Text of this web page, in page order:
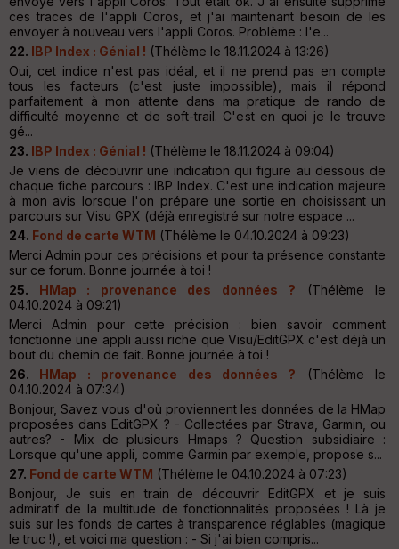
ces traces de l'appli Coros, et j'ai maintenant besoin de les
envoyer à nouveau vers l'appli Coros. Problème : l'e...
22. IBP Index : Génial ! (Thélème le 18.11.2024 à 13:26)
Oui, cet indice n'est pas idéal, et il ne prend pas en compte
tous les facteurs (c'est juste impossible), mais il répond
parfaitement à mon attente dans ma pratique de rando de
difficulté moyenne et de soft-trail. C'est en quoi je le trouve
gé...
23. IBP Index : Génial ! (Thélème le 18.11.2024 à 09:04)
Je viens de découvrir une indication qui figure au dessous de
chaque fiche parcours : IBP Index. C'est une indication majeure
à mon avis lorsque l'on prépare une sortie en choisissant un
parcours sur Visu GPX (déjà enregistré sur notre espace ...
24. Fond de carte WTM (Thélème le 04.10.2024 à 09:23)
Merci Admin pour ces précisions et pour ta présence constante
sur ce forum. Bonne journée à toi !
25. HMap : provenance des données ? (Thélème le
04.10.2024 à 09:21)
Merci Admin pour cette précision : bien savoir comment
fonctionne une appli aussi riche que Visu/EditGPX c'est déjà un
bout du chemin de fait. Bonne journée à toi !
26. HMap : provenance des données ? (Thélème le
04.10.2024 à 07:34)
Bonjour, Savez vous d'où proviennent les données de la HMap
proposées dans EditGPX ? - Collectées par Strava, Garmin, ou
autres? - Mix de plusieurs Hmaps ? Question subsidiaire :
Lorsque qu'une appli, comme Garmin par exemple, propose s...
27. Fond de carte WTM (Thélème le 04.10.2024 à 07:23)
Bonjour, Je suis en train de découvrir EditGPX et je suis
admiratif de la multitude de fonctionnalités proposées ! Là je
suis sur les fonds de cartes à transparence réglables (magique
le truc !), et voici ma question : - Si j'ai bien compris...